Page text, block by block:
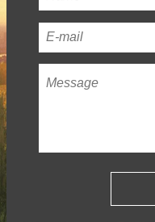
name*
Your
email
address*
Message